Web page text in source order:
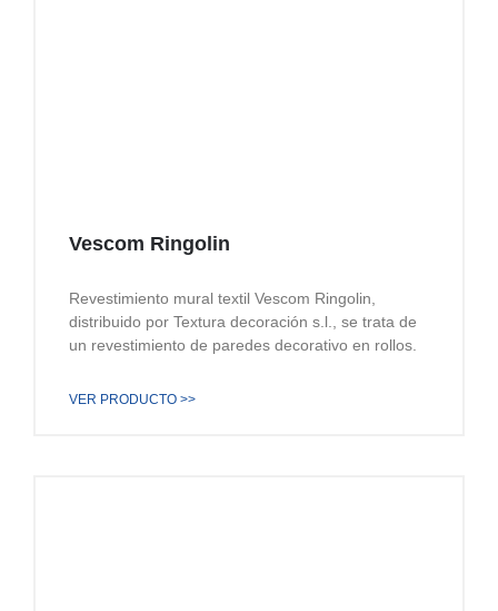
Vescom Ringolin
Revestimiento mural textil Vescom Ringolin,
distribuido por Textura decoración s.l., se trata de
un revestimiento de paredes decorativo en rollos.
VER PRODUCTO >>